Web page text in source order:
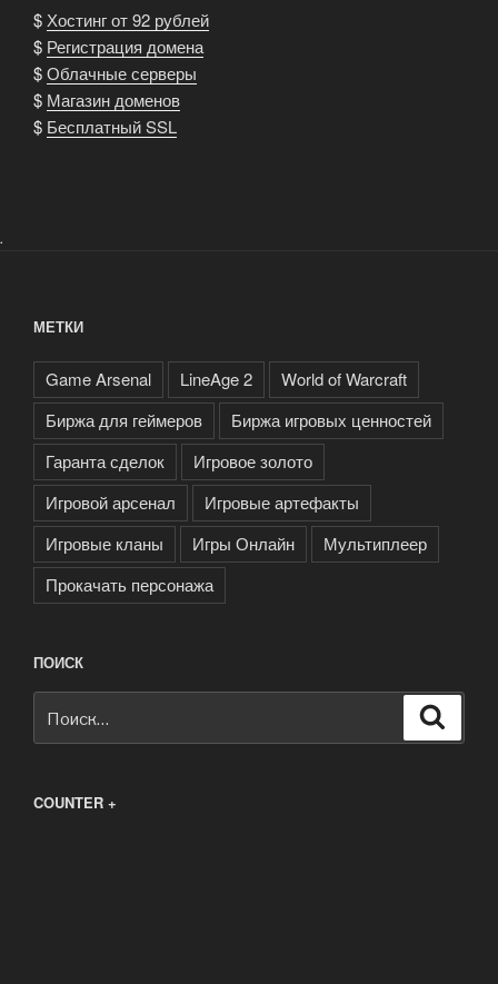
валюту
без
риска
для
аккаунта»
$ Хостинг от 92 рублей
$ Регистрация домена
$Облачные серверы
$ Магазин доменов
$ Бесплатный SSL
.
МЕТКИ
Game Arsenal LineAge 2
World of Warcraft
Биржа для геймеров
Биржа игровых ценностей
Гаранта сделок
Игровое золото
Игровой арсенал
Игровые артефакты
Игровые кланы
Игры Онлайн
Мультиплеер
Прокачать персонажа
ПОИСК
COUNTER +